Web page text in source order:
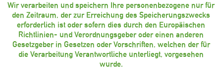
Wir verarbeiten und speichern Ihre personenbezogene nur für
den Zeitraum, der zur Erreichung des Speicherungszwecks
erforderlich ist oder sofern dies durch den Europäischen
Richtlinien- und Verordnungsgeber oder einen anderen
Gesetzgeber in Gesetzen oder Vorschriften, welchen der für
die Verarbeitung Verantwortliche unterliegt, vorgesehen
wurde.